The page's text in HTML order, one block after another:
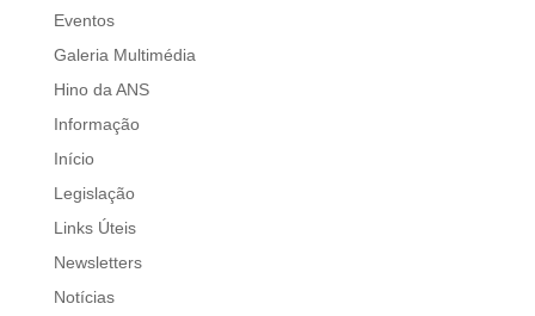
Eventos
Galeria Multimédia
Hino da ANS
Informação
Início
Legislação
Links Úteis
Newsletters
Notícias